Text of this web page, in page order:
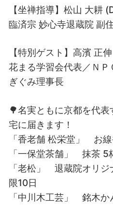
【坐禅指導】松山 大耕
臨済宗 妙心寺退蔵院 副
【特別ゲスト】高濱 正伸
花まる学習会代表／Ｎ
ぎぐみ理事長
🌳名実ともに京都を代
宅に届きます！
「香老舗 松栄堂」 お
「一保堂茶舗」 抹茶 5
「老松」 退蔵院オリ
限10日
「中川木工芸」 銘木か